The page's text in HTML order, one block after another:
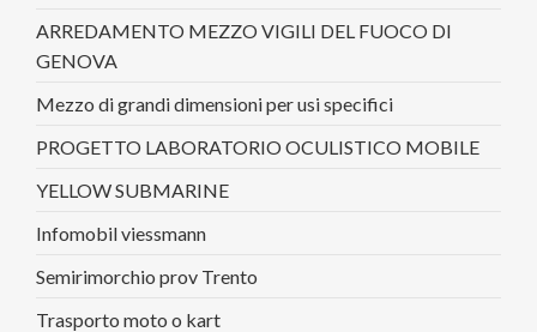
ARREDAMENTO MEZZO VIGILI DEL FUOCO DI
GENOVA
Mezzo di grandi dimensioni per usi specifici
PROGETTO LABORATORIO OCULISTICO MOBILE
YELLOW SUBMARINE
Infomobil viessmann
Semirimorchio prov Trento
Trasporto moto o kart